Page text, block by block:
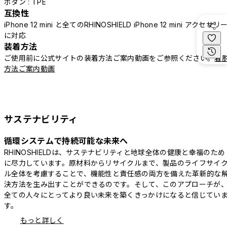
互換性
iPhone 12 mini と全てのRHINOSHIELD iPhone 12 mini アクセサリ
に対応
装着方法
ご使用前に公式サイトの装着方法ご案内動画をご参照ください。着
方法ご案内動画
サステナビリティ
循環システムで持続可能な未来へ
RHINOSHIELDは、サステナビリティと地球全体の健康と幸福のため
に尽力しています。原材料からリサイクルまで、製品のライフサイ
ル全体を考慮することで、機能性と責任感の両方を備えた革新的な
決方法を生み出すことができるのです。そして、このアプローチが
全ての人々にとってより良い未来を築くきっかけになると信じてい
す。
もっと詳しく